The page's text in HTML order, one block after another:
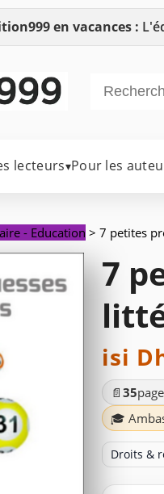
en vacances :
lecteurs▾Pour les
- Education > 7 petites
7
isi
📄 35
🎓
Droits &